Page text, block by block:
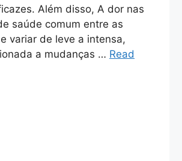
Além disso, A dor nas
saúde comum entre as
variar de leve a intensa,
a mudanças … Read